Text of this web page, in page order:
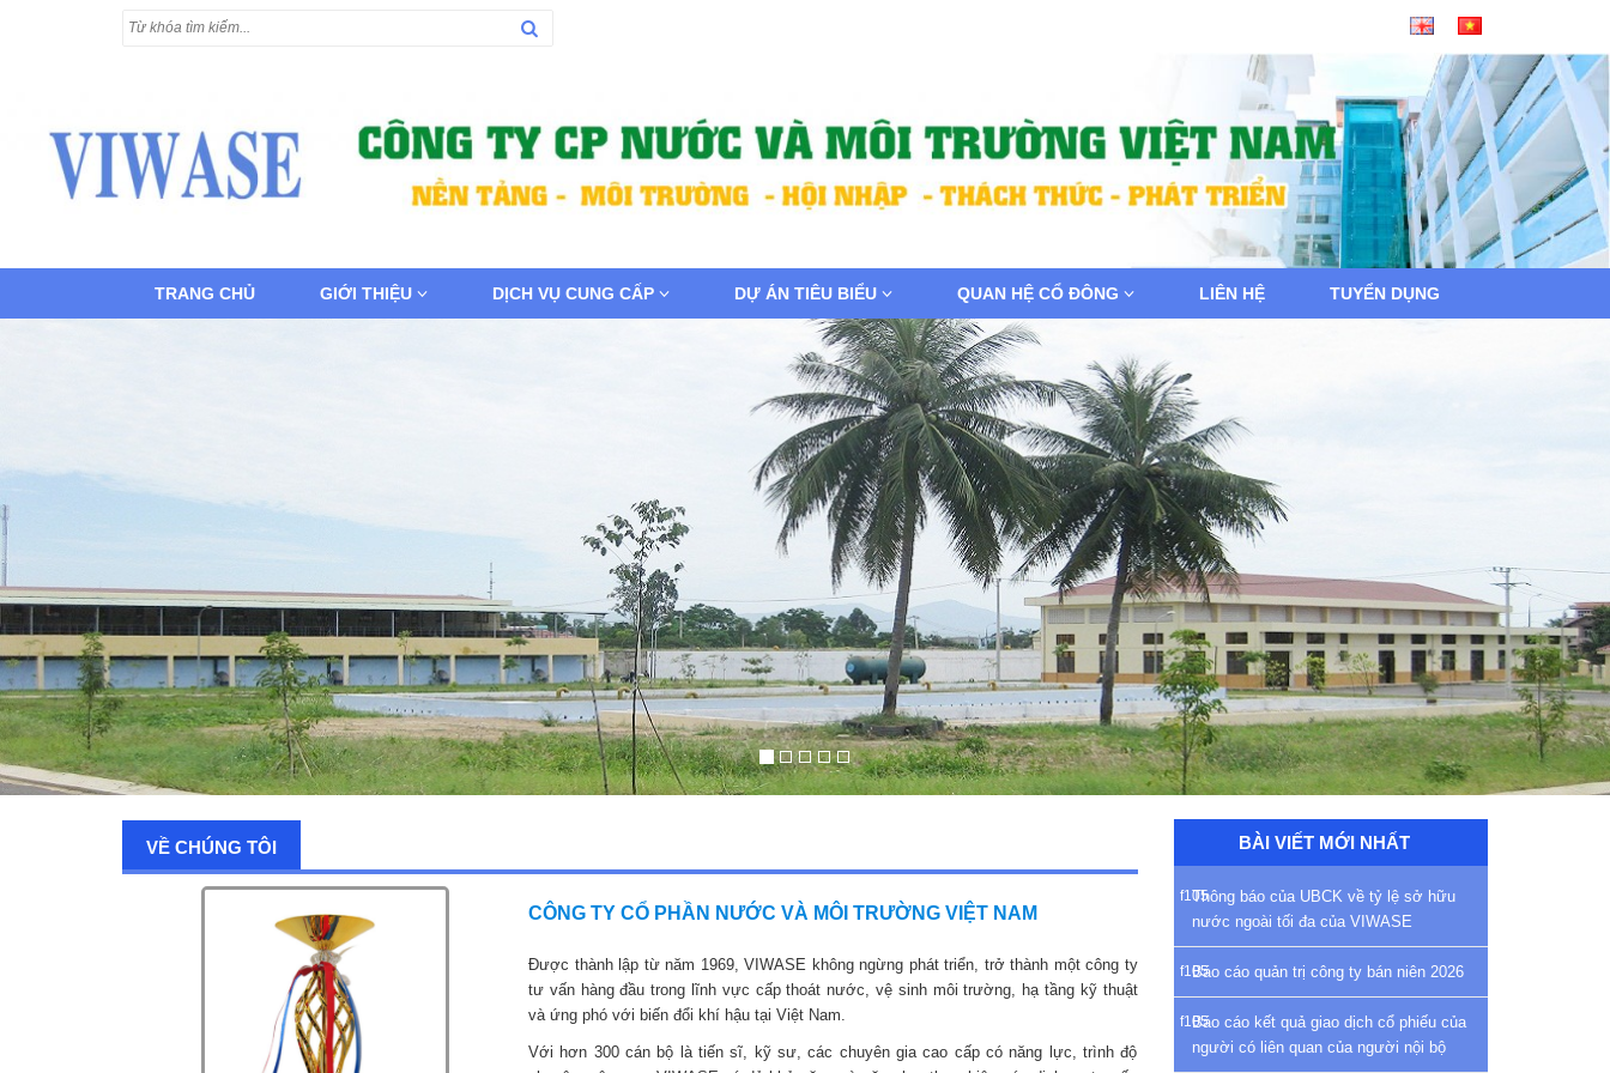
TRANG CHỦ GIỚI THIỆU DỊCH VỤ CUNG CẤP DỰ ÁN TIÊU BIỂU QUAN HỆ CỔ ĐÔNG LIÊN HỆ TUYỂN DỤNG
VỀ CHÚNG TÔI
CÔNG TY CỔ PHẦN NƯỚC VÀ MÔI TRƯỜNG VIỆT NAM
Được thành lập từ năm 1969, VIWASE không ngừng phát triển, trở thành một công ty
tư vấn hàng đầu trong lĩnh vực cấp thoát nước, vệ sinh môi trường, hạ tầng kỹ thuật
và ứng phó với biến đổi khí hậu tại Việt Nam.
Với hơn 300 cán bộ là tiến sĩ, kỹ sư, các chuyên gia cao cấp có năng lực, trình độ
BÀI VIẾT MỚI NHẤT
Thông báo của UBCK về tỷ lệ sở hữu
nước ngoài tối đa của VIWASE
Báo cáo quản trị công ty bán niên 2026
Báo cáo kết quả giao dịch cổ phiếu của
người có liên quan của người nội bộ